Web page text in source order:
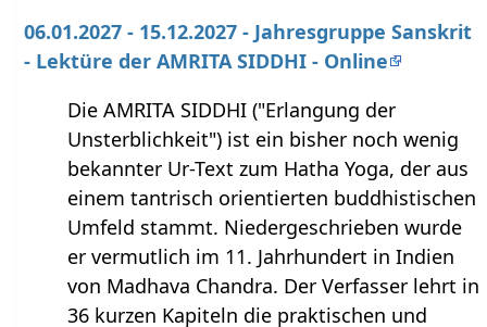
06.01.2027 - 15.12.2027 - Jahresgruppe Sanskrit
- Lektüre der AMRITA SIDDHI - Online
Die AMRITA SIDDHI ("Erlangung der
Unsterblichkeit") ist ein bisher noch wenig
bekannter Ur-Text zum Hatha Yoga, der aus
einem tantrisch orientierten buddhistischen
Umfeld stammt. Niedergeschrieben wurde
er vermutlich im 11. Jahrhundert in Indien
von Madhava Chandra. Der Verfasser lehrt in
36 kurzen Kapiteln die praktischen und